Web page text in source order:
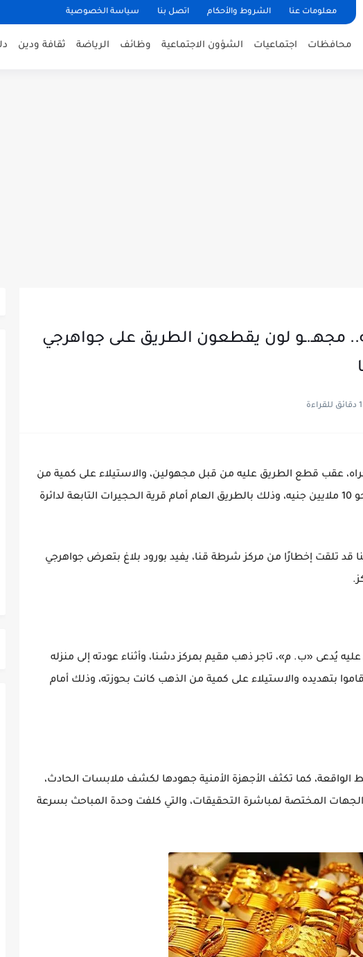
معلومات عنا الشروط والأحكام اتصل بنا سياسة الخصوصية
محافظات اجتماعيات الشؤون الاجتماعية وظائف الرياضة ثقافة ودين
جنيه.. مجهـ.ـو لون يقطعون الطريق على جواهرجي
1 دقائق للقراءة
عقب قطع الطريق عليه من قبل مجهولين، والاستيلاء على كمية من
المشغولات الذهبية تُقدّر قيمتها بنحو 10 ملايين جنيه، وذلك بالطريق العام أمام قرية الحجيرات التابعة لدائرة
قد تلقت إخطارًا من مركز شرطة قنا، يفيد بورود بلاغ بتعرض جواهرجي
يُدعى «ب. م»، تاجر ذهب مقيم بمركز دشنا، وأثناء عودته إلى منزله
بتهديده والاستيلاء على كمية من الذهب كانت بحوزته، وذلك أمام
كما تكثف الأجهزة الأمنية جهودها لكشف ملابسات الحادث،
المختصة لمباشرة التحقيقات، والتي كلفت وحدة المباحث بسرعة